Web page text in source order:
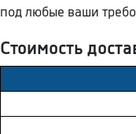
под любые ваши
Стоимость